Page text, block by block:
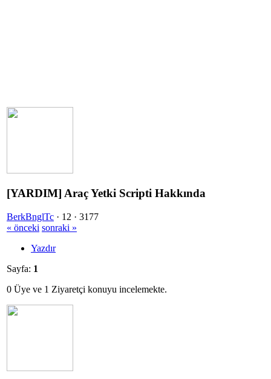
[YARDIM] Araç Yetki Scripti Hakkında
BerkBnglTc · 12 · 3177
« önceki sonraki »
Yazdır
Sayfa: 1
0 Üye ve 1 Ziyaretçi konuyu incelemekte.